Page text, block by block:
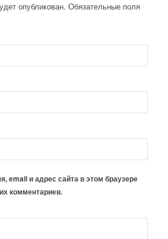
опубликован. Обязательные поля
email и адрес сайта в этом браузере
комментариев.